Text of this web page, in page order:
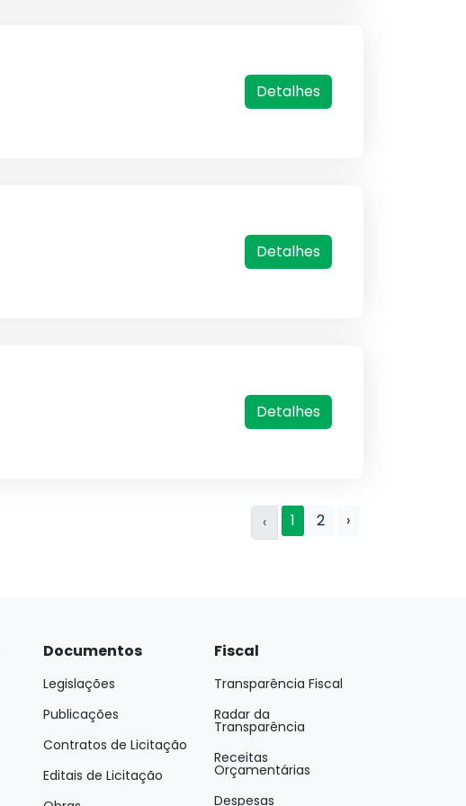
Detalhes
Detalhes
Detalhes
‹ 1 2 ›
Documentos
Legislações
Publicações
Contratos de Licitação
Editais de Licitação
Fiscal
Transparência Fiscal
Radar da
Transparência
Receitas
Orçamentárias
Despesas